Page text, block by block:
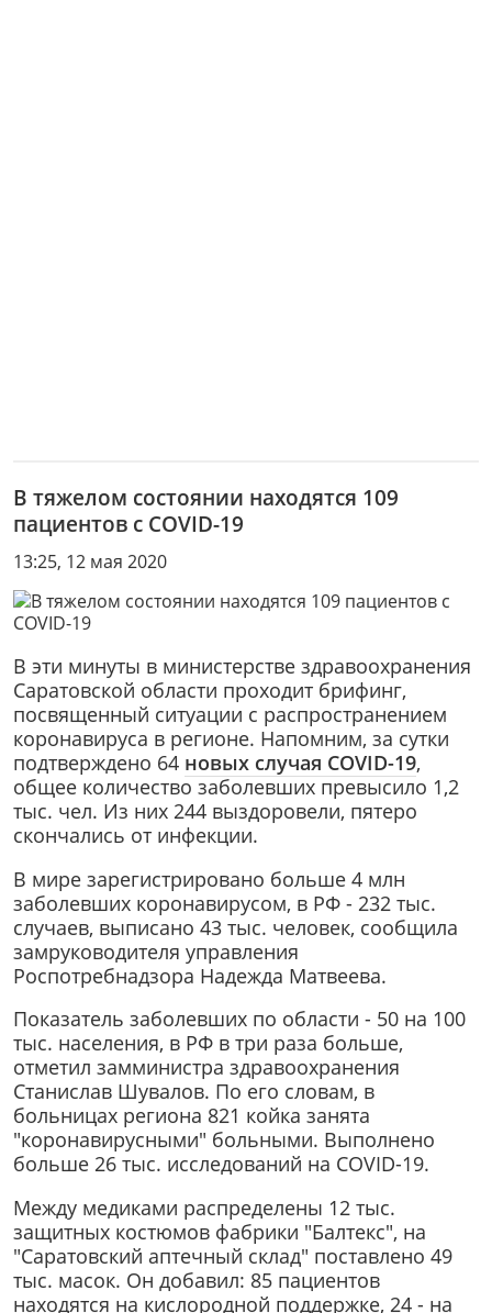
В тяжелом состоянии находятся 109
пациентов с COVID-19
13:25, 12 мая 2020
В эти минуты в министерстве здравоохранения
Саратовской области проходит брифинг,
посвященный ситуации с распространением
коронавируса в регионе. Напомним, за сутки
подтверждено 64 новых случая COVID-19,
общее количество заболевших превысило 1,2
тыс. чел. Из них 244 выздоровели, пятеро
скончались от инфекции.
В мире зарегистрировано больше 4 млн
заболевших коронавирусом, в РФ - 232 тыс.
случаев, выписано 43 тыс. человек, сообщила
замруководителя управления
Роспотребнадзора Надежда Матвеева.
Показатель заболевших по области - 50 на 100
тыс. населения, в РФ в три раза больше,
отметил замминистра здравоохранения
Станислав Шувалов. По его словам, в
больницах региона 821 койка занята
"коронавирусными" больными. Выполнено
больше 26 тыс. исследований на COVID-19.
Между медиками распределены 12 тыс.
защитных костюмов фабрики "Балтекс", на
"Саратовский аптечный склад" поставлено 49
тыс. масок. Он добавил: 85 пациентов
находятся на кислородной поддержке, 24 - на